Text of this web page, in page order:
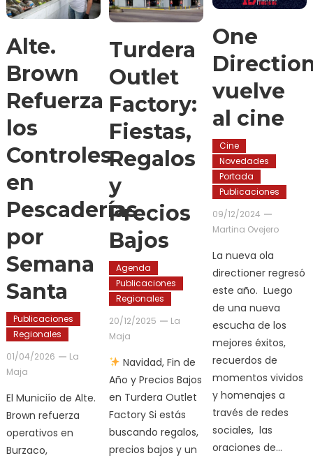
Alte.
Brown
Refuerza
los
Controles
en
Pescaderías
por
Semana
Santa
Publicaciones
Regionales
01/04/2026
La
Maja
El Municiío de Alte.
Brown refuerza
operativos en
Burzaco,
Turdera
Outlet
Factory:
Fiestas,
Regalos
y
Precios
Bajos
Agenda
Publicaciones
Regionales
20/12/2025
La
Maja
Navidad, Fin de
Año y Precios Bajos
en Turdera Outlet
Factory Si estás
buscando regalos,
precios bajos y un
One
vuelve
al cine
Cine
Novedades
Portada
Publicaciones
09/12/2024
Martina Ovejero
La nueva ola
directioner regresó
este año. Luego
de una nueva
escucha de los
mejores éxitos,
recuerdos de
momentos vividos
y homenajes a
través de redes
sociales, las
oraciones de…